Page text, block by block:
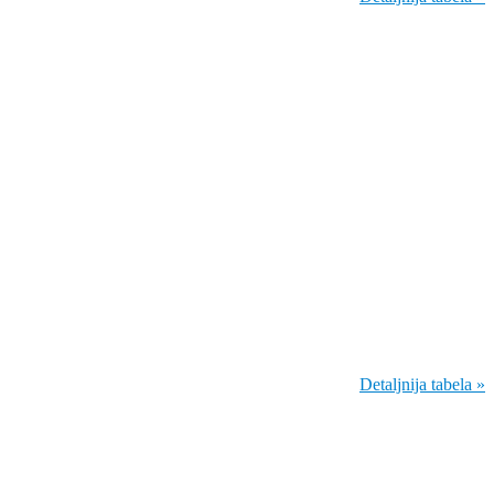
Detaljnija tabela »